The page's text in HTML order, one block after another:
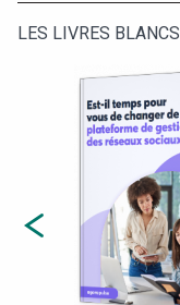
LES LIVRES BLANCS